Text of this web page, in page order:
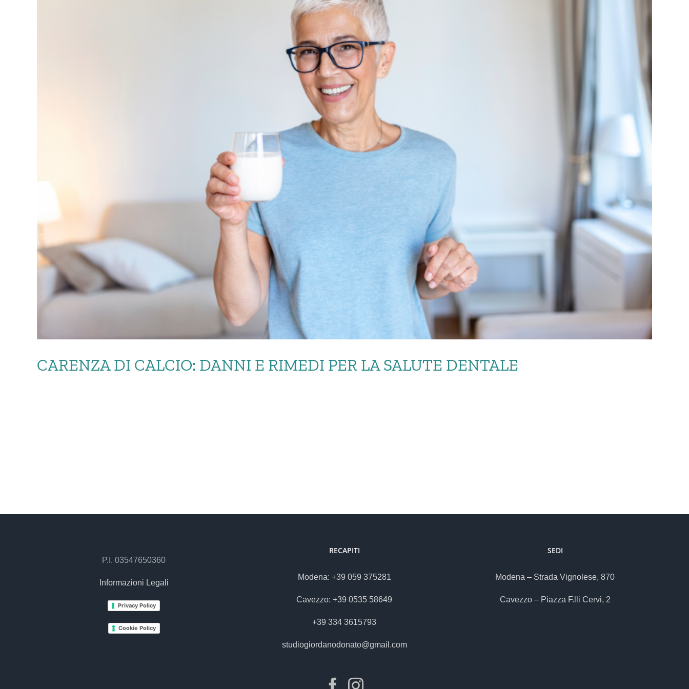
CARENZA DI CALCIO: DANNI E RIMEDI PER LA SALUTE DENTALE
P.I. 03547650360
Informazioni Legali
Privacy Policy
Cookie Policy
RECAPITI
Modena: +39 059 375281
Cavezzo: +39 0535 58649
+39 334 3615793
studiogiordanodonato@gmail.com
SEDI
Modena – Strada Vignolese, 870
Cavezzo – Piazza F.lli Cervi, 2